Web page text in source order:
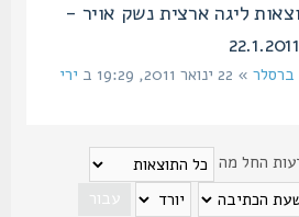
ליגה ארצית נשק אויר -
» 22 ינואר 2011, 19:29 ב
ירי
החל מה